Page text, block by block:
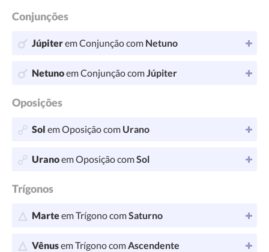
Conjunções
Júpiterem Conjunção com Netuno
Netunoem Conjunção comJúpiter
Oposições
Sol em Oposição com Urano
Uranoem Oposição comSol
Trígonos
Marteem Trígono comSaturno
Vênusem Trígono comAscendente